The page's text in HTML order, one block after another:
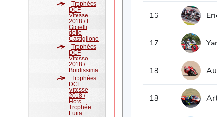
Trophées
DCF
Vitesse
2018 / I
Gioielli
delle
Castiglione
Trophées
DCF
Vitesse
2018 /
Bordissima
Trophées
DCF
Vitesse
2018 /
Hors-
Trophée
Furia